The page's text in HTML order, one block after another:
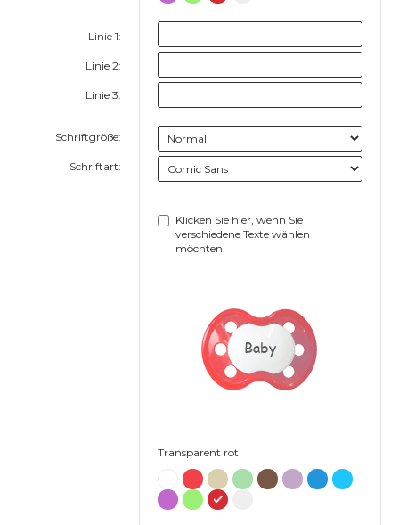
Linie 1:
Linie 2:
Linie 3:
Schriftgröße:
Schriftart:
Klicken Sie hier, wenn Sie
verschiedene Texte wählen
möchten.
Baby
Transparent rot